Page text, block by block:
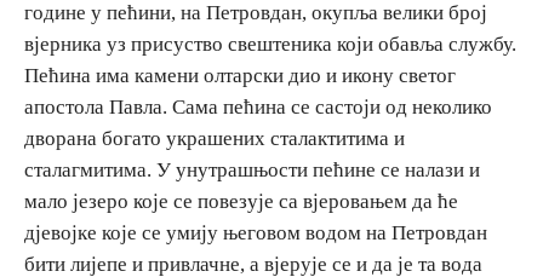
E-Brochure
Откриј Српску
године у пећини, на Петровдан, окупља велики број
вјерника уз присуство свештеника који обавља службу.
Пећина има камени олтарски дио и икону светог
апостола Павла. Сама пећина се састоји од неколико
дворана богато украшених сталактитима и
сталагмитима. У унутрашњости пећине се налази и
мало језеро које се повезује са вјеровањем да ће
дјевојке које се умију његовом водом на Петровдан
бити лијепе и привлачне, а вјерује се и да је та вода